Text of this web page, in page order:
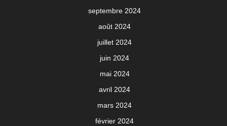
septembre 2024
août 2024
juillet 2024
juin 2024
mai 2024
avril 2024
mars 2024
février 2024